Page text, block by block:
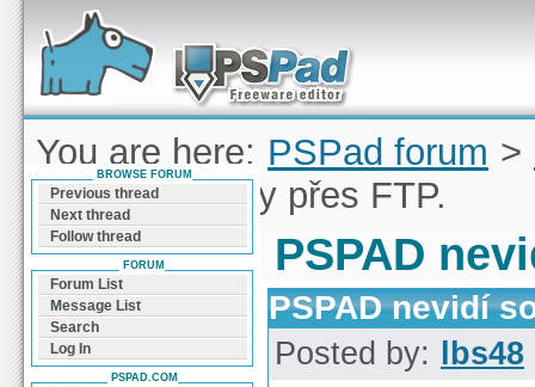
Forum can help you solve problems and quickly
find a solution with PSPad for Microsoft
Windows
You are here: PSPad forum >
nevidí soubory přes FTP.
PSPAD
PSPAD nevidí
Posted by: lbs48
BROWSE FORUM
Previous thread
Next thread
Follow thread
FORUM
Forum List
Message List
Search
Log In
PSPAD.COM